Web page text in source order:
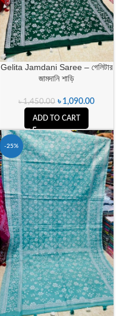
Gelita Jamdani Saree – গেলিটার
জামদানি শাড়ি
৳1,450.00 ৳ 1,090.00
ADD TO CART
-25%